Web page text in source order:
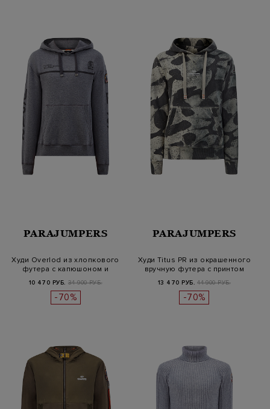
PARAJUMPERS
Худи Overlod из хлопкового
футера с капюшоном и
принто…
10 470 РУБ. 34 900 РУБ.
-70%
PARAJUMPERS
Худи Titus PR из окрашенного
вручную футера с принтом
13 470 РУБ. 44 900 РУБ.
-70%